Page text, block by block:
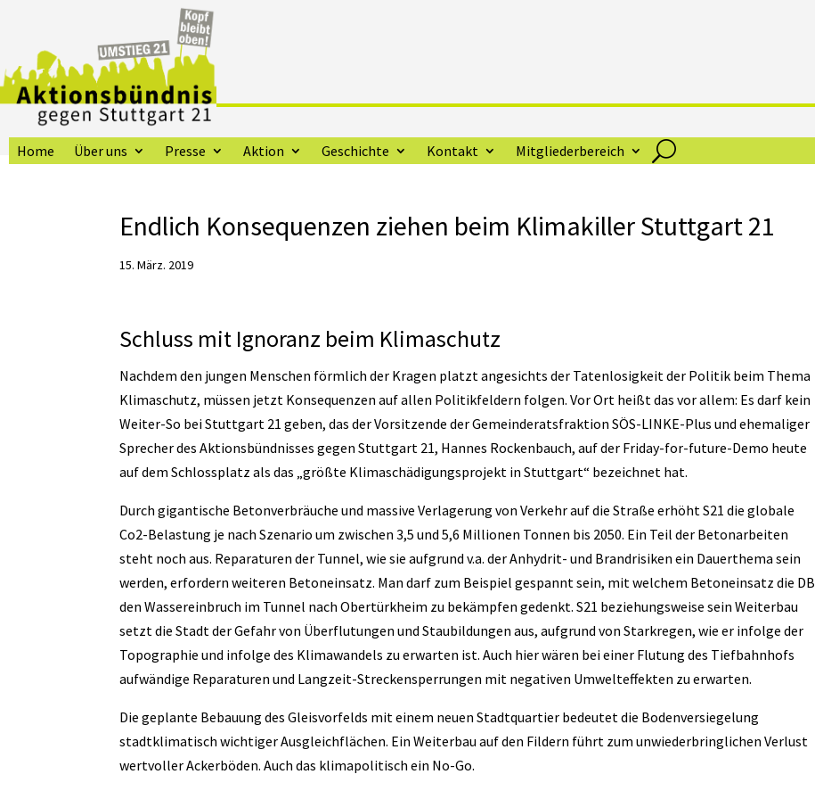
Home Über uns Presse Aktion Geschichte Kontakt Mitgliederbereich
Endlich Konsequenzen ziehen beim Klimakiller Stuttgart 21
15. März. 2019
Schluss mit Ignoranz beim Klimaschutz
Nachdem den jungen Menschen förmlich der Kragen platzt angesichts der Tatenlosigkeit der Politik beim Thema
Klimaschutz, müssen jetzt Konsequenzen auf allen Politikfeldern folgen. Vor Ort heißt das vor allem: Es darf kein
Weiter-So bei Stuttgart 21 geben, das der Vorsitzende der Gemeinderatsfraktion SÖS-LINKE-Plus und ehemaliger
Sprecher des Aktionsbündnisses gegen Stuttgart 21, Hannes Rockenbauch, auf der Friday-for-future-Demo heute
auf dem Schlossplatz als das „größte Klimaschädigungsprojekt in Stuttgart“ bezeichnet hat.
Durch gigantische Betonverbräuche und massive Verlagerung von Verkehr auf die Straße erhöht S21 die globale
Co2-Belastung je nach Szenario um zwischen 3,5 und 5,6 Millionen Tonnen bis 2050. Ein Teil der Betonarbeiten
steht noch aus. Reparaturen der Tunnel, wie sie aufgrund v.a. der Anhydrit- und Brandrisiken ein Dauerthema sein
werden, erfordern weiteren Betoneinsatz. Man darf zum Beispiel gespannt sein, mit welchem Betoneinsatz die DB
den Wassereinbruch im Tunnel nach Obertürkheim zu bekämpfen gedenkt. S21 beziehungsweise sein Weiterbau
setzt die Stadt der Gefahr von Überflutungen und Staubildungen aus, aufgrund von Starkregen, wie er infolge der
Topographie und infolge des Klimawandels zu erwarten ist. Auch hier wären bei einer Flutung des Tiefbahnhofs
aufwändige Reparaturen und Langzeit-Streckensperrungen mit negativen Umwelteffekten zu erwarten.
Die geplante Bebauung des Gleisvorfelds mit einem neuen Stadtquartier bedeutet die Bodenversiegelung
stadtklimatisch wichtiger Ausgleichflächen. Ein Weiterbau auf den Fildern führt zum unwiederbringlichen Verlust
wertvoller Ackerböden. Auch das klimapolitisch ein No-Go.